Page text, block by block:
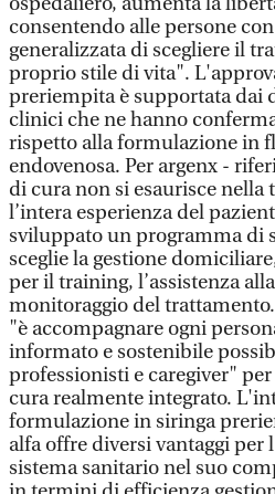
consentendo alle persone
generalizzata di scegliere il
proprio stile di vita".
preriempita è supportata dai
clinici che ne hanno
rispetto alla formulazione in
endovenosa. Per argenx -
di cura non si esaurisce
l’intera esperienza del
sviluppato un programma di
sceglie la gestione
per il training, l’assistenza
monitoraggio del
"è accompagnare ogni
informato e sostenibile
professionisti e caregiver"
cura realmente integrato.
formulazione in siringa
alfa offre diversi vantaggi per
sistema sanitario nel suo